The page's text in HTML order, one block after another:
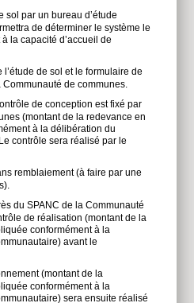
sol par un bureau d’étude
de déterminer le système le
la capacité d’accueil de
de sol et le formulaire de
de communes.
de conception est fixé par
(montant de la redevance en
à la délibération du
contrôle sera réalisé par le
remblaiement (à faire par une
du SPANC de la Communauté
de réalisation (montant de la
conformément à la
avant le
(montant de la
conformément à la
sera ensuite réalisé